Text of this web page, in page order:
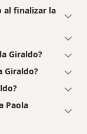
al finalizar la
Giraldo?
Giraldo?
Paola